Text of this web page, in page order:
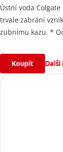
Ústní voda
trvale zabrání
zubnímu kazu. *
Koupit Další